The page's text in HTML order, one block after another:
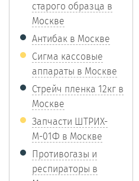
старого образца в
Москве
Антибак в Москве
Сигма кассовые
аппараты в Москве
Стрейч пленка 12кг в
Москве
Запчасти ШТРИХ-
М-01Ф в Москве
Противогазы и
респираторы в